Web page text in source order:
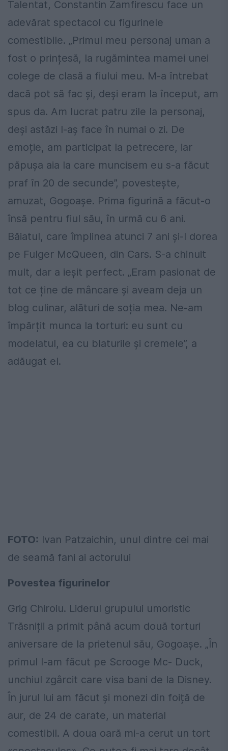
Talentat, Constantin Zamfirescu face un
adevărat spectacol cu figurinele
comestibile. „Primul meu personaj uman a
fost o prințesă, la rugămintea mamei unei
colege de clasă a fiului meu. M-a întrebat
dacă pot să fac și, deși eram la început, am
spus da. Am lucrat patru zile la personaj,
deși astăzi l-aș face în numai o zi. De
emoție, am participat la petrecere, iar
păpușa aia la care muncisem eu s-a făcut
praf în 20 de secunde”, povestește,
amuzat, Gogoașe. Prima figurină a făcut-o
însă pentru fiul său, în urmă cu 6 ani.
Băiatul, care împlinea atunci 7 ani și-l dorea
pe Fulger McQueen, din Cars. S-a chinuit
mult, dar a ieșit perfect. „Eram pasionat de
tot ce ține de mâncare și aveam deja un
blog culinar, alături de soția mea. Ne-am
împărțit munca la torturi: eu sunt cu
modelatul, ea cu blaturile și cremele”, a
adăugat el.
FOTO: Ivan Patzaichin, unul dintre cei mai
de seamă fani ai actorului
Povestea figurinelor
Grig Chiroiu. Liderul grupului umoristic
Trăsniții a primit până acum două torturi
aniversare de la prietenul său, Gogoașe. „În
primul l-am făcut pe Scrooge Mc- Duck,
unchiul zgârcit care visa bani de la Disney.
În jurul lui am făcut și monezi din foiță de
aur, de 24 de carate, un material
comestibil. A doua oară mi-a cerut un tort